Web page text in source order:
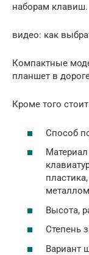
наборам клавиш.
видео: как
Компактные
планшет в
Кроме того
Способ
Высота,
Степень
Вариант